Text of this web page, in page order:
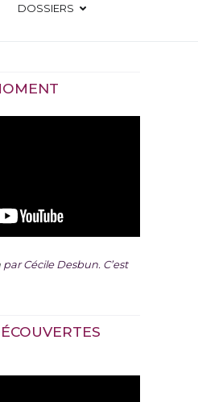
DOSSIERS
par Cécile Desbun. C’est